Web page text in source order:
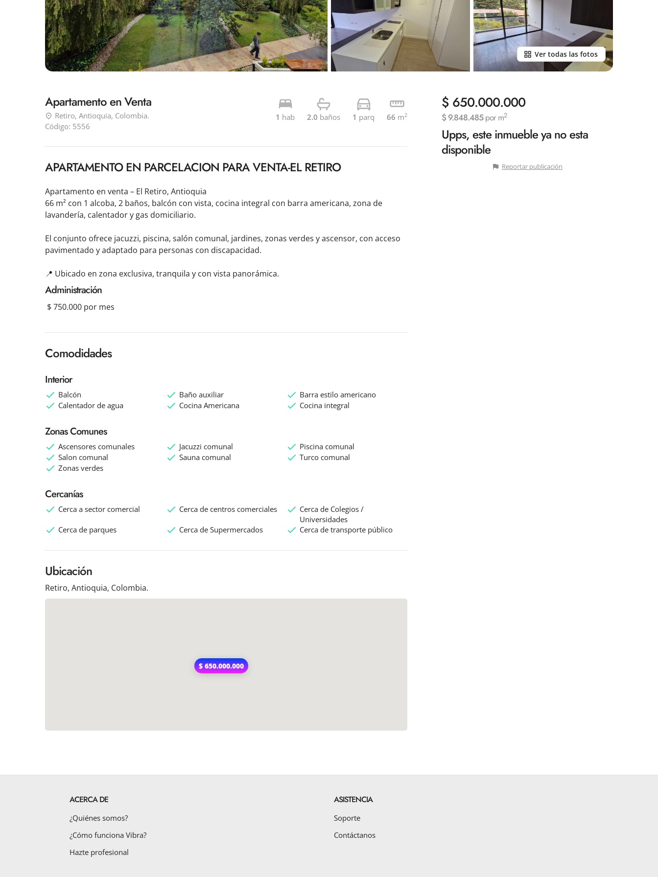
Ver todas las fotos
Apartamento en Venta
Retiro, Antioquia, Colombia.
Código: 5556
1 hab 2.0 baños 1 parq 66 m2
APARTAMENTO EN PARCELACION PARA VENTA-EL RETIRO
Apartamento en venta – El Retiro, Antioquia
66 m² con 1 alcoba, 2 baños, balcón con vista, cocina integral con barra americana, zona de
lavandería, calentador y gas domiciliario.
El conjunto ofrece jacuzzi, piscina, salón comunal, jardines, zonas verdes y ascensor, con acceso
pavimentado y adaptado para personas con discapacidad.
📍 Ubicado en zona exclusiva, tranquila y con vista panorámica.
Administración
$ 750.000 por mes
Comodidades
Interior
Balcón Baño auxiliar
Barra estilo americano
Calentador de agua
Cocina Americana Cocina integral
Zonas Comunes
Ascensores comunales Jacuzzi comunal
Piscina comunal
Salon comunal
Sauna comunal
Turco comunal
Zonas verdes
Cercanías
Cerca a sector comercial Cerca de centros comerciales
Cerca de Colegios /
Universidades
Cerca de parques
Cerca de Supermercados Cerca de transporte público
Ubicación
Retiro, Antioquia, Colombia.
$ 650.000.000
$ 650.000.000
$ 9.848.485 por m2
Upps, este inmueble ya no esta
disponible
Reportar publicación
ACERCA DE
¿Quiénes somos?
¿Cómo funciona Vibra?
Hazte profesional
ASISTENCIA
Soporte
Contáctanos